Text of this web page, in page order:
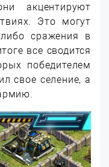
акцентируют
Это могут
сражения в
все сводится
победителем
свое селение, а